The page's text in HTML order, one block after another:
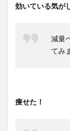
効いている気が
減量
てみ
痩せた！